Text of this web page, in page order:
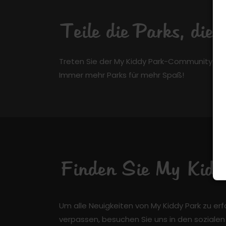
Teile die Parks, die
Treten Sie der My Kiddy Park-Community
Immer mehr Parks für mehr Spaß!
Finden Sie My
Um alle Neuigkeiten von My Kiddy Park zu
verpassen, besuchen Sie uns in den